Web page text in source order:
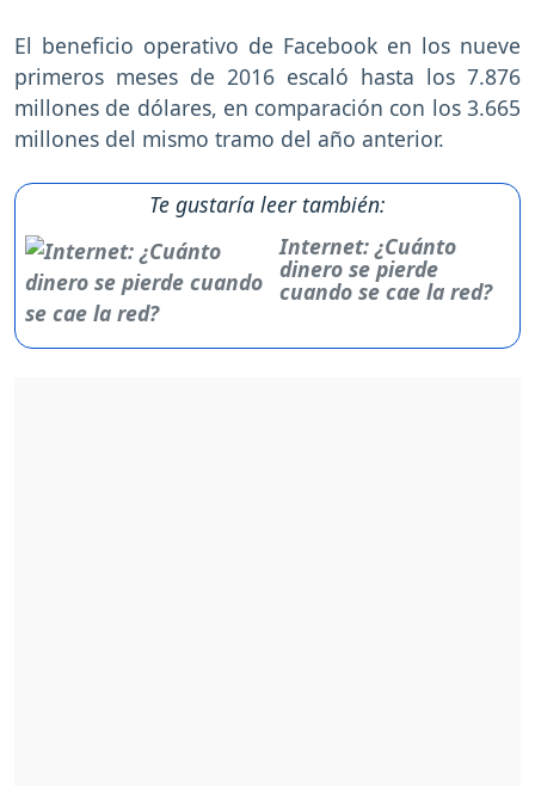
El beneficio operativo de Facebook en los nueve
primeros meses de 2016 escaló hasta los 7.876
millones de dólares, en comparación con los 3.665
millones del mismo tramo del año anterior.
Te gustaría leer también:
Internet: ¿Cuánto
dinero se pierde
cuando se cae la red?